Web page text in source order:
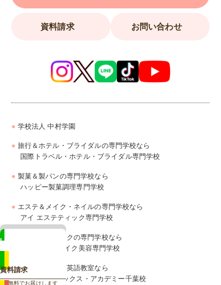
LINE
資料請求
無料でお届けします
資料請求 お問い合わせ
学校法人 中村学園
旅行＆ホテル・ブライダルの専門学校なら
国際トラベル・ホテル・ブライダル専門学校
製菓＆製パンの専門学校なら
ハッピー製菓調理専門学校
エステ＆メイク・ネイルの専門学校なら
アイ エステティック専門学校
美容＆ヘアメイクの専門学校なら
ジェイ ヘアメイク美容専門学校
幼児・子供向け英語教室なら
ズー・フォニックス・アカデミー千葉校